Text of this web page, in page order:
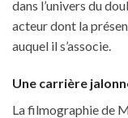
dans l’univers du
acteur dont la
auquel il s’associe.
Une carrière
La filmographie de